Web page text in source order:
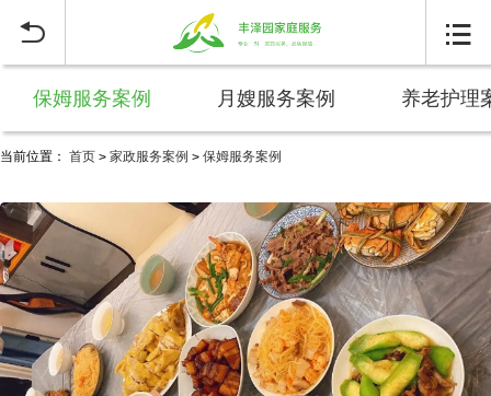
 
保姆服务案例 月嫂服务案例 养老护理
当前位置： 首页 > 家政服务案例 > 保姆服务案例